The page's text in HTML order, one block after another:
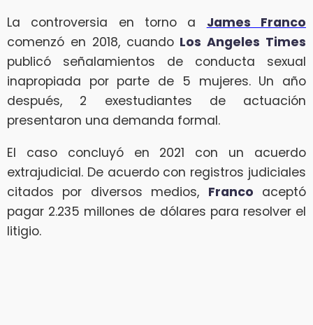
La controversia en torno a James Franco
comenzó en 2018, cuando Los Angeles Times
publicó señalamientos de conducta sexual
inapropiada por parte de 5 mujeres. Un año
después, 2 exestudiantes de actuación
presentaron una demanda formal.
El caso concluyó en 2021 con un acuerdo
extrajudicial. De acuerdo con registros judiciales
citados por diversos medios, Franco aceptó
pagar 2.235 millones de dólares para resolver el
litigio.